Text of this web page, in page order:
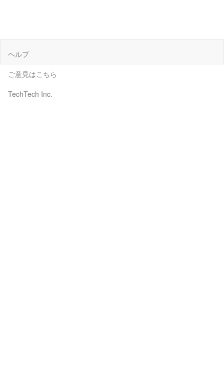
ヘルプ
ご意見はこちら
TechTech Inc.